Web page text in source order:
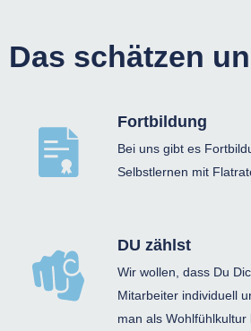
Das schätzen
Fortbildung
Bei uns gibt es
Selbstlernen mit
DU zählst
Wir wollen, dass Du
Mitarbeiter individuell
man als